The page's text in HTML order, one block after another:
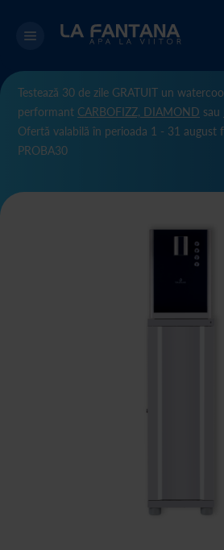
Testează 30 de zile GRATUIT un
performant CARBOFIZZ, DIAMOND sau
Ofertă valabilă în perioada 1 - 31 august
PROBA30